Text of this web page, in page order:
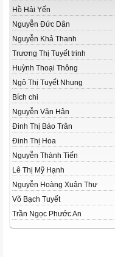
Hồ Hải Yến
Nguyễn Đức Dân
Nguyễn Khả Thanh
Trương Thị Tuyết trinh
Huỳnh Thoại Thông
Ngô Thị Tuyết Nhung
Bích chi
Nguyễn Văn Hân
Đinh Thị Bảo Trân
Đinh Thị Hoa
Nguyễn Thành Tiến
Lê Thị Mỹ Hạnh
Nguyễn Hoàng Xuân Thư
Võ Bạch Tuyết
Trần Ngọc Phước An